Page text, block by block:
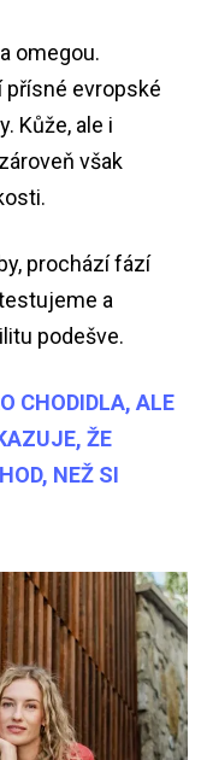
omegou.
přísné evropské
Kůže, ale i
však
prochází fází
a
podešve.
CHODIDLA, ALE
ŽE
NEŽ SI